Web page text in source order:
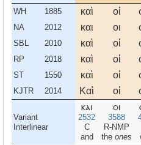
WH 1885 καὶ οἱ
NA 2012 και οι
SBL 2010 καὶ οἱ
RP 2018 καὶ οἱ
ST 1550 καὶ οἱ
KJTR 2014 Καὶ οἱ
Variant
Interlinear
και
2532
C
and
οι
3588
R-NMP
the ones